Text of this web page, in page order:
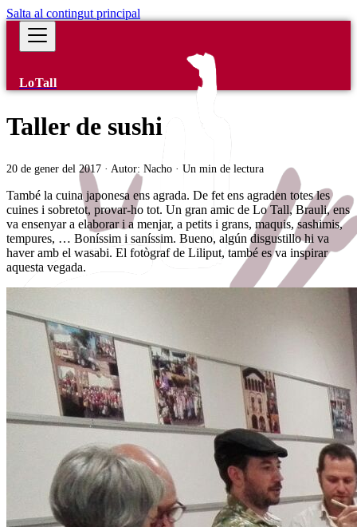
Salta al contingut principal
LoTall
Taller de sushi
20 de gener del 2017 · Autor: Nacho · Un min de lectura
També la cuina japonesa ens agrada. De fet ens agraden totes les
cuines i sobretot, provar-ho tot. Un gran amic de Lo Tall, Brauli, ens
va ensenyar a elaborar i a menjar, a petits i grans, maquis, sashimis,
tempures, … Boníssim i saníssim. Bueno, algún disgustillo hi va
haver amb el wasabi. El fotògraf de Liliput, també es va inspirar
aquesta vegada.